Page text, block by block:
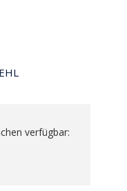
verfügbar: